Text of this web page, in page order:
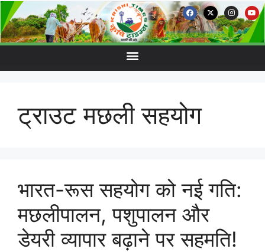
ट्राउट मछली सहयोग
भारत-रूस सहयोग को नई गति:
मछलीपालन, पशुपालन और
डेयरी व्यापार बढ़ाने पर सहमति!